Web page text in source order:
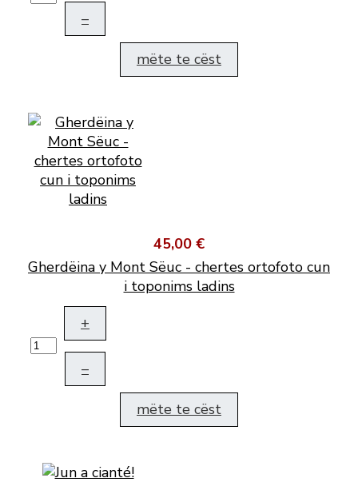
–
mëte te cëst
45,00 €
Gherdëina y Mont Sëuc - chertes ortofoto cun
i toponims ladins
+
–
mëte te cëst